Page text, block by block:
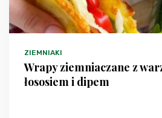
ZIEMNIAKI
Wrapy ziemniaczane z
łososiem i dipem